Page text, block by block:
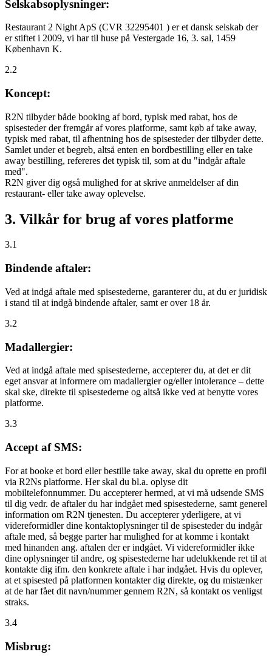
Selskabsoplysninger:
Restaurant 2 Night ApS (CVR 32295401 ) er et dansk selskab der
er stiftet i 2009, vi har til huse på Vestergade 16, 3. sal, 1459
København K.
2.2
Koncept:
R2N tilbyder både booking af bord, typisk med rabat, hos de
spisesteder der fremgår af vores platforme, samt køb af take away,
typisk med rabat, til afhentning hos de spisesteder der tilbyder dette.
Samlet under et begreb, altså enten en bordbestilling eller en take
away bestilling, refereres det typisk til, som at du "indgår aftale
med".
R2N giver dig også mulighed for at skrive anmeldelser af din
restaurant- eller take away oplevelse.
3. Vilkår for brug af vores platforme
3.1
Bindende aftaler:
Ved at indgå aftale med spisestederne, garanterer du, at du er juridisk
i stand til at indgå bindende aftaler, samt er over 18 år.
3.2
Madallergier:
Ved at indgå aftale med spisestederne, accepterer du, at det er dit
eget ansvar at informere om madallergier og/eller intolerance – dette
skal ske, direkte til spisestederne og altså ikke ved at benytte vores
platforme.
3.3
Accept af SMS:
For at booke et bord eller bestille take away, skal du oprette en profil
via R2Ns platforme. Her skal du bl.a. oplyse dit
mobiltelefonnummer. Du accepterer hermed, at vi må udsende SMS
til dig vedr. de aftaler du har indgået med spisestederne, samt generel
information om R2N tjenesten. Du accepterer yderligere, at vi
videreformidler dine kontaktoplysninger til de spisesteder du indgår
aftale med, så begge parter har mulighed for at komme i kontakt
med hinanden ang. aftalen der er indgået. Vi videreformidler ikke
dine oplysninger til andre, og spisestederne har udelukkende ret til at
kontakte dig ifm. den konkrete aftale i har indgået. Hvis du oplever,
at et spisested på platformen kontakter dig direkte, og du mistænker
at de har fået dit navn/nummer gennem R2N, så kontakt os venligst
straks.
3.4
Misbrug: